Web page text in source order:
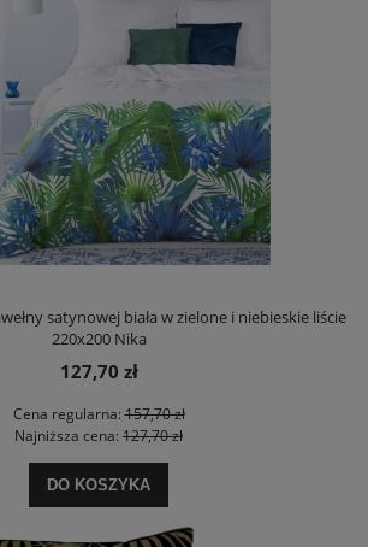
satynowej biała w zielone i niebieskie liście
220x200 Nika
127,70 zł
Cena regularna:157,70 zł
Najniższa cena: 127,70 zł
DO KOSZYKA